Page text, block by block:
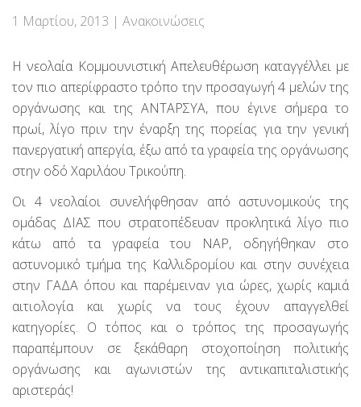
1 Μαρτίου, 2013 | Ανακοινώσεις
Η νεολαία Κομμουνιστική Απελευθέρωση καταγγέλλει με
τον πιο απερίφραστο τρόπο την προσαγωγή 4 μελών της
οργάνωσης και της ΑΝΤΑΡΣΥΑ, που έγινε σήμερα το
πρωί, λίγο πριν την έναρξη της πορείας για την γενική
πανεργατική απεργία, έξω από τα γραφεία της οργάνωσης
στην οδό Χαριλάου Τρικούπη.
Οι 4 νεολαίοι συνελήφθησαν από αστυνομικούς της
ομάδας ΔΙΑΣ που στρατοπέδευαν προκλητικά λίγο πιο
κάτω από τα γραφεία του ΝΑΡ, οδηγήθηκαν στο
αστυνομικό τμήμα της Καλλιδρομίου και στην συνέχεια
στην ΓΑΔΑ όπου και παρέμειναν για ώρες, χωρίς καμιά
αιτιολογία και χωρίς να τους έχουν απαγγελθεί
κατηγορίες. Ο τόπος και ο τρόπος της προσαγωγής
παραπέμπουν σε ξεκάθαρη στοχοποίηση πολιτικής
οργάνωσης και αγωνιστών της αντικαπιταλιστικής
αριστεράς!